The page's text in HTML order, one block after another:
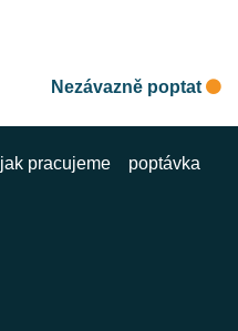
Nezávazně poptat
jak pracujeme poptávka